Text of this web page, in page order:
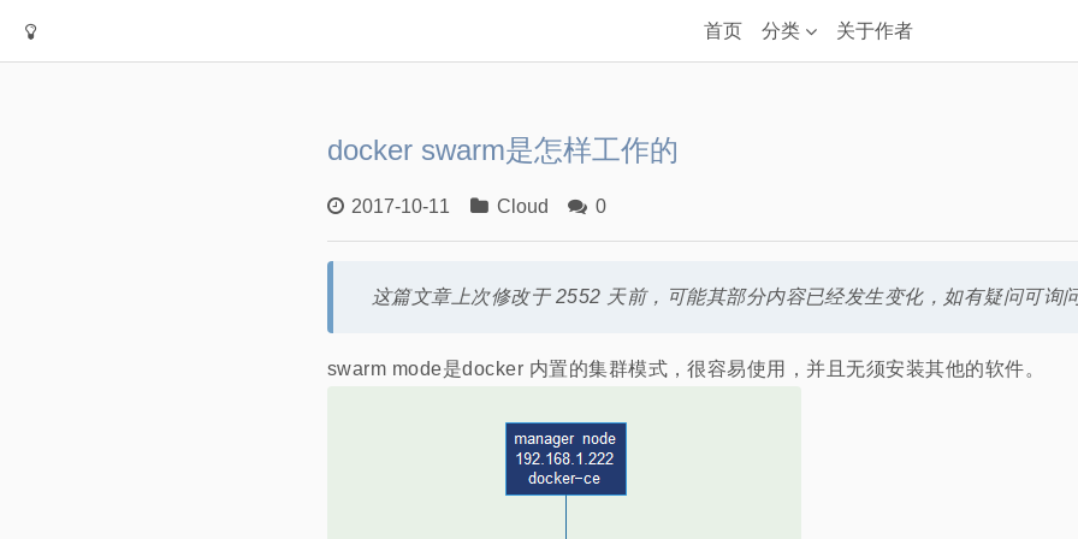
首页 分类 关于作者
docker swarm是怎样工作的
2017-10-11 Cloud 0
这篇文章上次修改于 2552 天前，可能其部分内容已经发生变化，如有疑问可询
swarm mode是docker 内置的集群模式，很容易使用，并且无须安装其他的软件。